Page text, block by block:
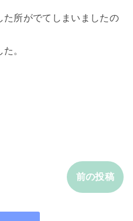
た所がでてしまいましたの
。
前の投稿